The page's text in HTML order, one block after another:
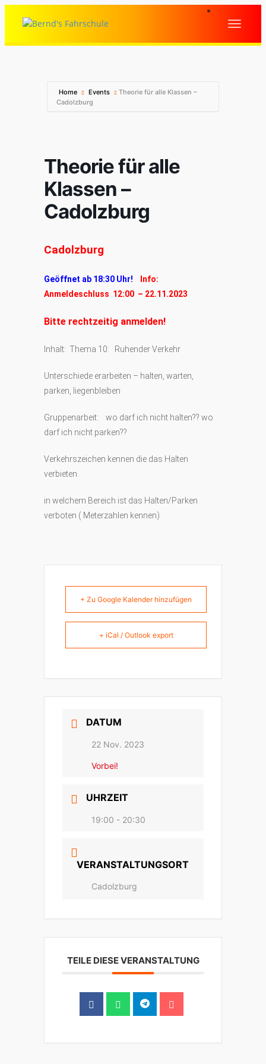
Home Events
Theorie für alle Klassen –
Cadolzburg
Theorie für alle
Klassen –
Cadolzburg
Cadolzburg
Geöffnet ab 18:30 Uhr!
Info:
Anmeldeschluss 12:00 – 22.11.2023
Bitte rechtzeitig anmelden!
Inhalt: Thema 10: Ruhender Verkehr
Unterschiede erarbeiten – halten, warten,
parken, liegenbleiben
Gruppenarbeit: wo darf ich nicht halten?? wo
darf ich nicht parken??
Verkehrszeichen kennen die das Halten
verbieten.
in welchem Bereich ist das Halten/Parken
verboten ( Meterzahlen kennen)
+ Zu Google Kalender hinzufügen
+ iCal / Outlook export
DATUM
22 Nov. 2023
Vorbei!
UHRZEIT
19:00 - 20:30
VERANSTALTUNGSORT
Cadolzburg
TEILE DIESE VERANSTALTUNG